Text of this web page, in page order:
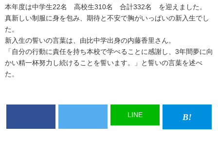
本年度は中学生22名 高校生310名 合計332名 を迎えました。
真新しい制服に身を包み、期待と不安で胸がいっぱいの新入生でし
た。
新入生の誓いの言葉は、由比中学出身の内藤香里さん。
「自分の行動に責任を持ち本校で学べることに感謝し、3年間夢に向
かい精一杯努力し続けることを誓います。」と誓いの言葉を述べ
た。
LINE